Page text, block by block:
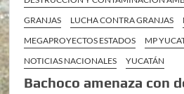
GRANJAS
LUCHA CONTRA GRANJAS
MEGAPROYECTOS ESTADOS
MP
NOTICIAS NACIONALES
YUCATÁN
Bachoco amenaza con